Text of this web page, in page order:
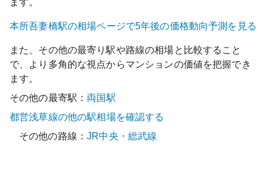
ます。
本所吾妻橋駅の相場ページで5年後の価格動向予測を見る
また、その他の最寄り駅や路線の相場と比較すること
で、より多角的な視点からマンションの価値を把握でき
ます。
その他の最寄駅： 両国駅
都営浅草線の他の駅相場を確認する
その他の路線：JR中央・総武線